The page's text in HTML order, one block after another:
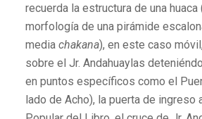
recuerda la estructura de una
morfología de una pirámide
media chakana), en este caso
sobre el Jr. Andahuaylas
en puntos específicos como el
lado de Acho), la puerta de ingreso